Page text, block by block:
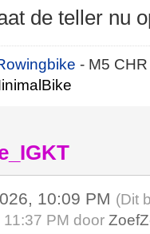
de teller nu
- M5
10:09 PM (Dit
11:37 PM door